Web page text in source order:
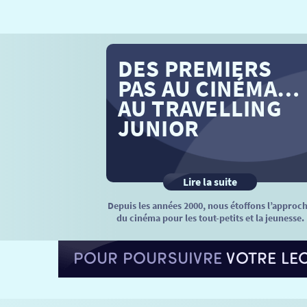
DES PREMIERS
PAS AU CINÉMA…
AU TRAVELLING
JUNIOR
Lire la suite
Depuis les années 2000, nous étoffons
du cinéma pour les tout-petits et la jeunesse.
POUR POURSUIVREVOTRE